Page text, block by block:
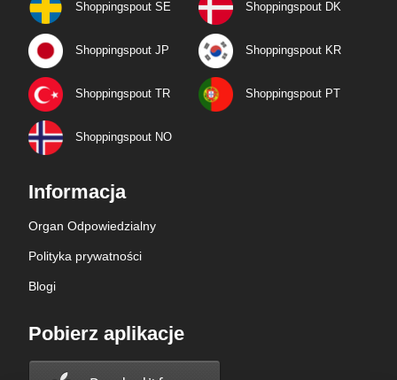
Shoppingspout SE Shoppingspout DK
Shoppingspout JP Shoppingspout KR
Shoppingspout TR Shoppingspout PT
Shoppingspout NO
Informacja
Organ Odpowiedzialny
Polityka prywatności
Blogi
Pobierz aplikacje